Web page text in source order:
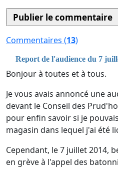
Commentaires (13)
Report de l'audience du 7
Bonjour à toutes et à tous.
Je vous avais annoncé une
devant le Conseil des
pour enfin savoir si je
magasin dans lequel j'ai été
Cependant, le 7 juillet 2014,
en grève à l'appel des